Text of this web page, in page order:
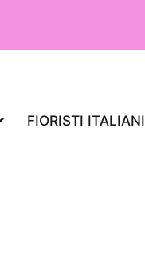
FIORISTI ITALIANI